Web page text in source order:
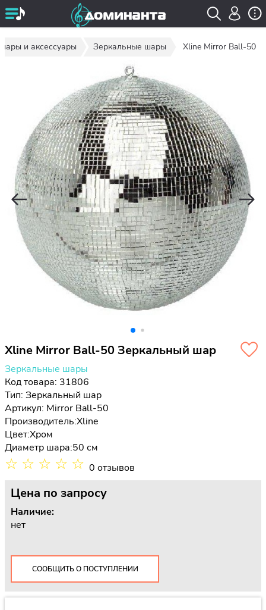
и аксессуары Зеркальные шары Xline Mirror Ball-50
Xline Mirror Ball-50 Зеркальный шар
Зеркальные шары
Код товара: 31806
Тип: Зеркальный шар
Артикул: Mirror Ball-50
Производитель:Xline
Цвет:Хром
Диаметр шара:50 см
☆ ☆ ☆ ☆ ☆ 0 отзывов
Цена по запросу
Наличие:
нет
СООБЩИТЬ О ПОСТУПЛЕНИИ